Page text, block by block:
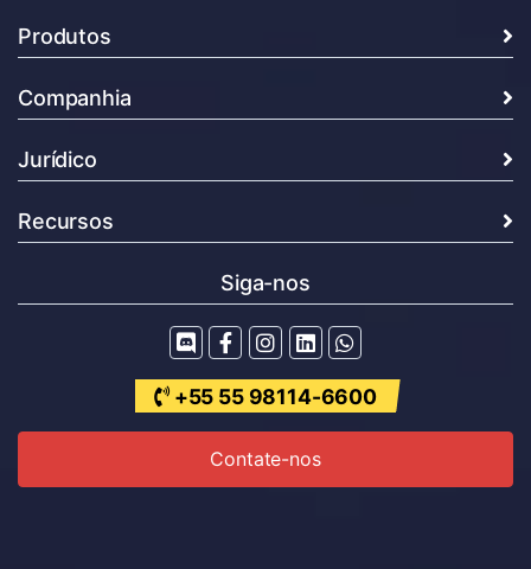
Produtos
Companhia
Jurídico
Recursos
Siga-nos
+55 55 98114-6600
Contate-nos